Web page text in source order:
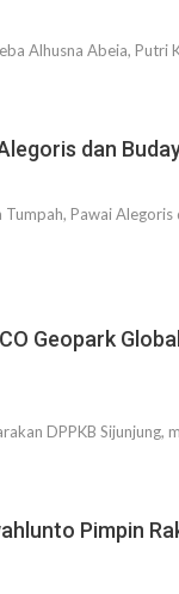
Alhusna Abeia, Putri
dan
Pawai
Geopark
DPPKB Sijunjung,
Pimpin